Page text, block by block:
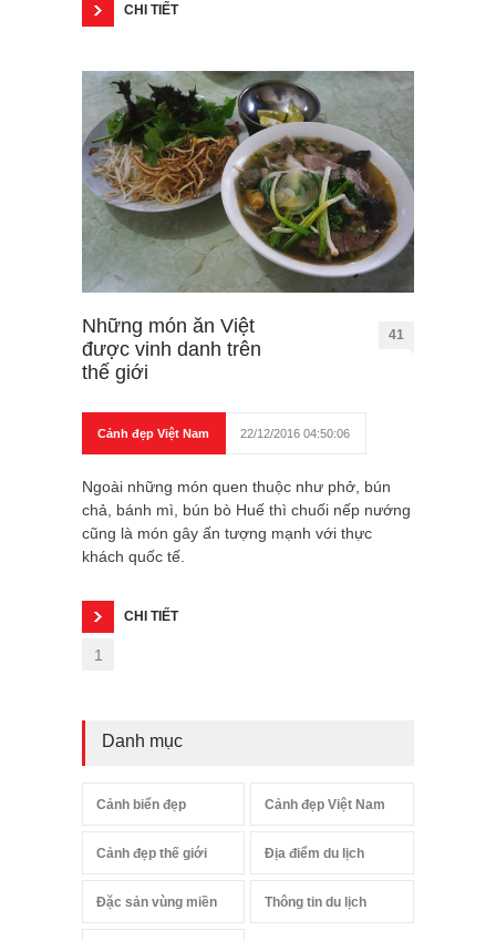
CHI TIẾT
Những món ăn Việt
được vinh danh trên
thế giới
41
Cảnh đẹp Việt Nam 22/12/2016 04:50:06
Ngoài những món quen thuộc như phở, bún
chả, bánh mì, bún bò Huế thì chuối nếp nướng
cũng là món gây ấn tượng mạnh với thực
khách quốc tế.
CHI TIẾT
1
Danh mục
Cảnh biển đẹp Cảnh đẹp Việt Nam
Cảnh đẹp thế giới Địa điểm du lịch
Đặc sản vùng miền Thông tin du lịch